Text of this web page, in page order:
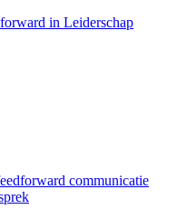
communicatie